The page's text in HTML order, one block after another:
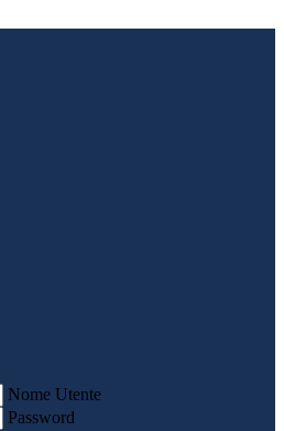
Nome Utente
Password